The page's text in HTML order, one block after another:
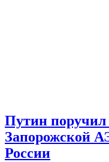
Путин
Запорожской
России